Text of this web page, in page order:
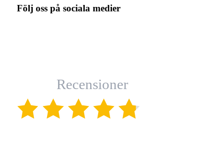
Följ oss på sociala medier
Recensioner